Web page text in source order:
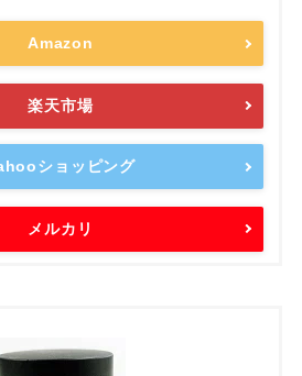
Amazon
楽天市場
ショッピング
メルカリ